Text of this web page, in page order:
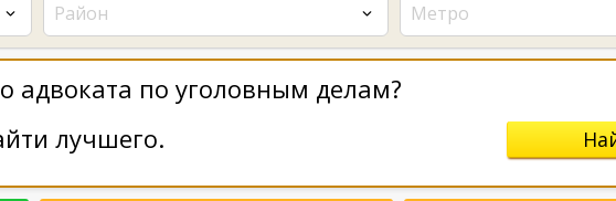
Район Метро
адвоката по уголовным делам?
лучшего.